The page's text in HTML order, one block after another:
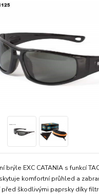
brýle EXC CATANIA s funkcí
komfortní průhled a
před škodlivými paprsky díky